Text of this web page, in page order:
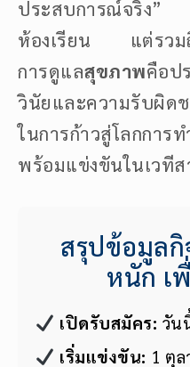
ประสบการณ์จริง
ห้องเรียน แต่รวมถึ
การดูแลสุขภาพคือป
วินัยและความรับผิ
ในการก้าวสู่โลกการ
พร้อมแข่งขันในเวทีส
สรุปข้อมูลกิ
หนัก เ
เปิดรับสมัคร: วัน